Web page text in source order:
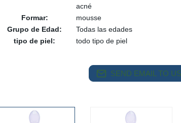
acné
Formar:
mousse
Grupo de Edad:
Todas las edades
tipo de piel:
todo tipo de piel
SEND EMAIL TO US